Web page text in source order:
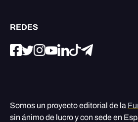
REDES
Somos un proyecto editorial de la
sin ánimo de lucro y con sede en